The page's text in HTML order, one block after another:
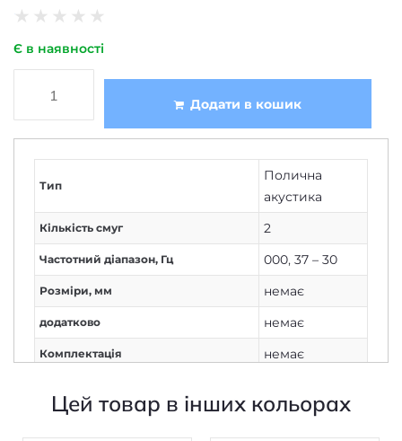
★ ★ ★ ★ ★
Є в наявності
Додати в кошик
Тип
Полична
акустика
Кількість смуг 2
Частотний діапазон, Гц 000, 37 – 30
Розміри, мм немає
додатково немає
Комплектація немає
Дисплей Немає
Цей товар в інших кольорах